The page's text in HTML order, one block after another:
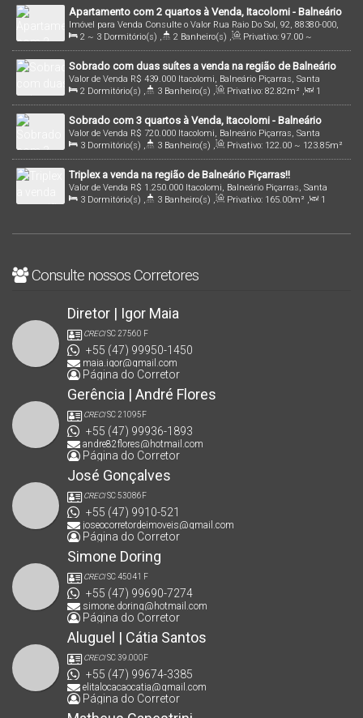
Apartamento com 2 quartos à Venda, Itacolomi - Balneário
Piçarras
Consulte o Valor
Imóvel para Venda
Rua Raio Do Sol, 92, 88380-000,
Itacolomi, Balneário Piçarras, Santa Catarina, Brasil
2 ~ 3 Dormitório(s) 2 Banheiro(s) Privativo: 97 .00 ~
113.00m² , 1 Sala(s) , 1 ~ 2 Suíte(s) , 1 Vaga(s) ,
1100m
Distância do Mar
Sobrado com duas suítes a venda na região de Balneário
Piçarras/SC! R$ 439.000
Valor de Venda
Itacolomi, Balneário Piçarras, Santa
Catarina, Brasil
2 Dormitório(s) 3 Banheiro(s) Privativo: 82 .82m²
1
Sala(s) , 2 Suíte(s) , 1 Vaga(s) , 2000mDistância do Mar ,
Útil: 82.82m²
Sobrado com 3 quartos à Venda, Itacolomi - Balneário
Piçarras
R$ 720.000
Valor de Venda
Itacolomi, Balneário Piçarras, Santa
Catarina, Brasil
3 Dormitório(s) 3 Banheiro(s) Privativo: 122 .00 ~ 123 .85m²
,
1 Sala(s) , 2 Suíte(s) , 2 Vaga(s) , 1600mDistância do Mar
Triplex a venda na região de Balneário Piçarras!!
R$ 1.250.000
Valor de Venda
Itacolomi, Balneário Piçarras, Santa
Catarina, Brasil
3 Dormitório(s) 3 Banheiro(s) Privativo: 165 .00m²
1
Consulte nossos Corretores
Diretor | Igor Maia
CRECISC 27560 F
+55 (47) 99950-1450
maia.igor@gmail.com
Página do Corretor
Gerência | André Flores
CRECISC 21095F
+55 (47) 99936-1893
andre82flores@hotmail.com
Página do Corretor
José Gonçalves
CRECISC 53086F
+55 (47) 9910-521
joseocorretordeimoveis@gmail.com
Página do Corretor
Simone Doring
CRECISC 45041 F
+55 (47) 99690-7274
simone.doring@hotmail.com
Página do Corretor
Aluguel | Cátia Santos
CRECISC 39.000F
+55 (47) 99674-3385
elitalocacaocatia@gmail.com
Página do Corretor